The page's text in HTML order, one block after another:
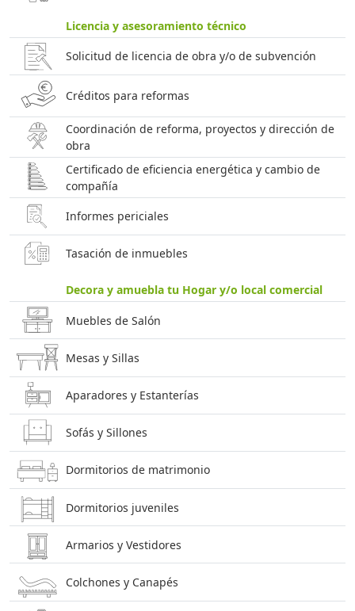
Licencia y asesoramiento técnico
Solicitud de licencia de obra y/o de subvención
Créditos para reformas
Coordinación de reforma, proyectos y dirección de
obra
Certificado de eficiencia energética y cambio de
compañía
Informes periciales
Tasación de inmuebles
Decora y amuebla tu Hogar y/o local comercial
Muebles de Salón
Mesas y Sillas
Aparadores y Estanterías
Sofás y Sillones
Dormitorios de matrimonio
Dormitorios juveniles
Armarios y Vestidores
Colchones y Canapés